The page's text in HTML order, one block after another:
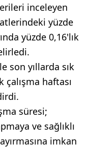
inceleyen
yüzde
yüzde 0,16'lık
son yıllarda sık
haftası
süresi;
ve sağlıklı
imkan